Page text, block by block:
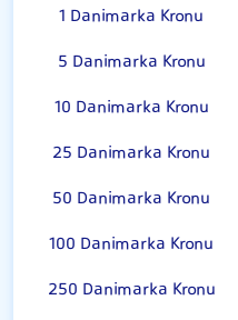
1 Danimarka Kronu
5 Danimarka Kronu
10 Danimarka Kronu
25 Danimarka Kronu
50 Danimarka Kronu
100 Danimarka Kronu
250 Danimarka Kronu